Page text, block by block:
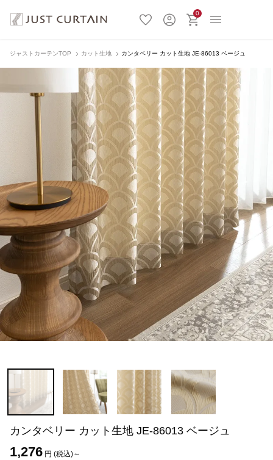
0
ジャストカーテンTOP カット生地 カンタベリー カット生地 JE-86013 ベージュ
カンタベリー カット生地 JE-86013 ベージュ
1,276 円 (税込)～